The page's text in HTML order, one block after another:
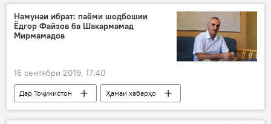
Шамсиддин Орумбеков
ҳунармандон
Дар Тоҷикистон
Намунаи ибрат: паёми шодбошии
Ёдгор Файзов ба Шакармамад
Мирмамадов
16 сентябри 2019, 17:40
Дар Тоҷикистон
Ҳамаи хабарҳо
Навигариҳои варзиши Тоҷикистон
Фарҳанг